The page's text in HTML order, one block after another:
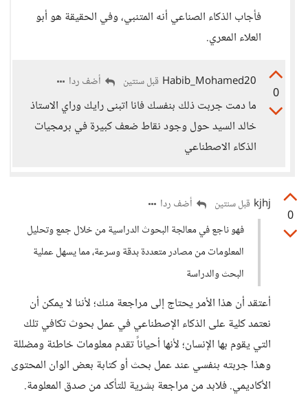
فأجاب الذكاء الصناعي أنه المتنبي، وفي الحقيقة هو أبو
العلاء المعري.
0
Habib_Mohamed20 قبل سنتين أضف ردا
ما دمت جربت ذلك بنفسك فانا اتبنى رايك وراي الاستاذ
خالد السيد حول وجود نقاط ضعف كبيرة في برمجيات
الذكاء الاصطناعي
0
kjhj قبل سنتين
أضف ردا
فهو ناجع في معالجة البحوث الدراسية من خلال جمع وتحليل
المعلومات من مصادر متعددة بدقة وسرعة، مما يسهل عملية
البحث والدراسة
أعتقد أن هذا الأمر يحتاج إلى مراجعة منك؛ لأننا لا يمكن أن
نعتمد كلية على الذكاء الإصطناعي في عمل بحوث تكافي تلك
التي يقوم بها الإنسان؛ لأنها أحياناً تقدم معلومات خاطئة ومضللة
وهذا جربته بنفسي عند عمل بحث أو كتابة بعض الوان المحتوى
الأكاديمي. فلابد من مراجعة بشرية للتأكد من صدق المعلومة.